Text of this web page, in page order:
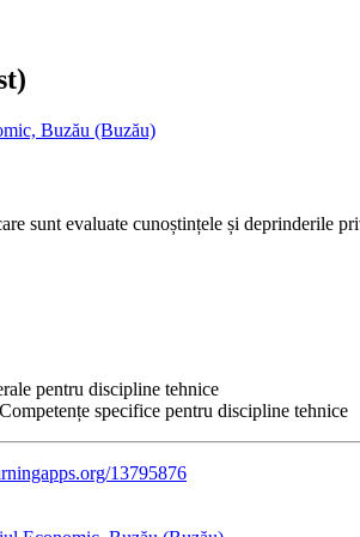
Buzău (Buzău)
sunt evaluate cunoștințele și deprinderile
pentru discipline tehnice
specifice pentru discipline tehnice
13795876